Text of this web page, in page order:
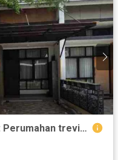
Dijual Rumah via lelang Lokasi: Perumahan trevista park kel.pondok petir kec.bojongsari kota Depok